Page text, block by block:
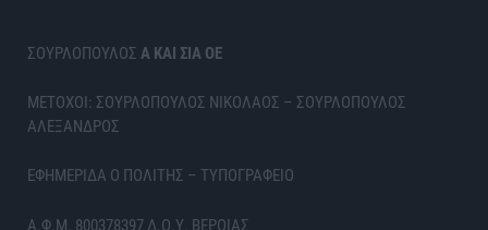
ΣΟΥΡΛΟΠΟΥΛΟΣ Α ΚΑΙ ΣΙΑ ΟΕ
ΜΕΤΟΧΟΙ: ΣΟΥΡΛΟΠΟΥΛΟΣ ΝΙΚΟΛΑΟΣ – ΣΟΥΡΛΟΠΟΥΛΟΣ
ΑΛΕΞΑΝΔΡΟΣ
ΕΦΗΜΕΡΙΔΑ Ο ΠΟΛΙΤΗΣ – ΤΥΠΟΓΡΑΦΕΙΟ
Α.Φ.Μ. 800378397 Δ.Ο.Υ. ΒΕΡΟΙΑΣ